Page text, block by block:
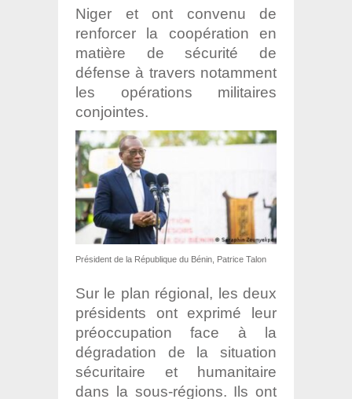
Niger et ont convenu de
renforcer la coopération en
matière de sécurité de
défense à travers notamment
les opérations militaires
conjointes.
Président de la République du Bénin, Patrice Talon
Sur le plan régional, les deux
présidents ont exprimé leur
préoccupation face à la
dégradation de la situation
sécuritaire et humanitaire
dans la sous-régions. Ils ont